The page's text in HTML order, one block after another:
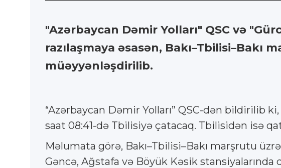
"Azərbaycan Dəmir Yolları" QSC və
razılaşmaya əsasən,
müəyyənləşdirilib.
“Azərbaycan Dəmir Yolları” QSC-dən bildirilib
saat 08:41-də Tbilisiyə çatacaq. Tbilisidən isə
Məlumata görə, Bakı–Tbilisi–Bakı marşrutu
Gəncə, Ağstafa və Böyük Kəsik